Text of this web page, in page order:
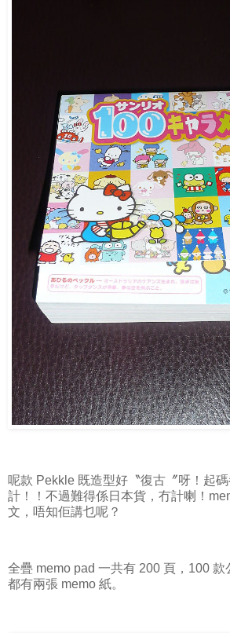
呢款 Pekkle 既造型好〝復古〞呀！起
計！！不過難得係日本貨，冇計喇！
文，唔知佢講乜呢？
全疊 memo pad 一共有 200 頁，100
都有兩張 memo 紙。